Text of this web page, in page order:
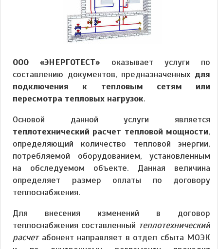
ООО «ЭНЕРГОТЕСТ» оказывает услуги по
составлению документов, предназначенных для
подключения к тепловым сетям или
пересмотра тепловых нагрузок.
Основой данной услуги является
теплотехнический расчет тепловой мощности,
определяющий количество тепловой энергии,
потребляемой оборудованием, установленным
на обследуемом объекте. Данная величина
определяет размер оплаты по договору
теплоснабжения.
Для внесения изменений в договор
теплоснабжения составленный теплотехнический
расчетабонент направляет в отдел сбыта МОЭК